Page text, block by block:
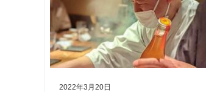
2022年3月20日